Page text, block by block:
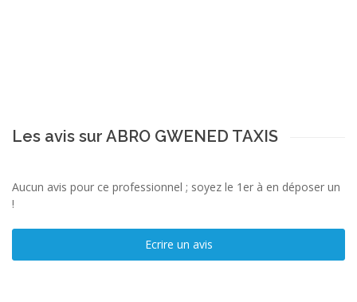
Les avis sur ABRO GWENED TAXIS
Aucun avis pour ce professionnel ; soyez le 1er à en déposer un
!
Ecrire un avis